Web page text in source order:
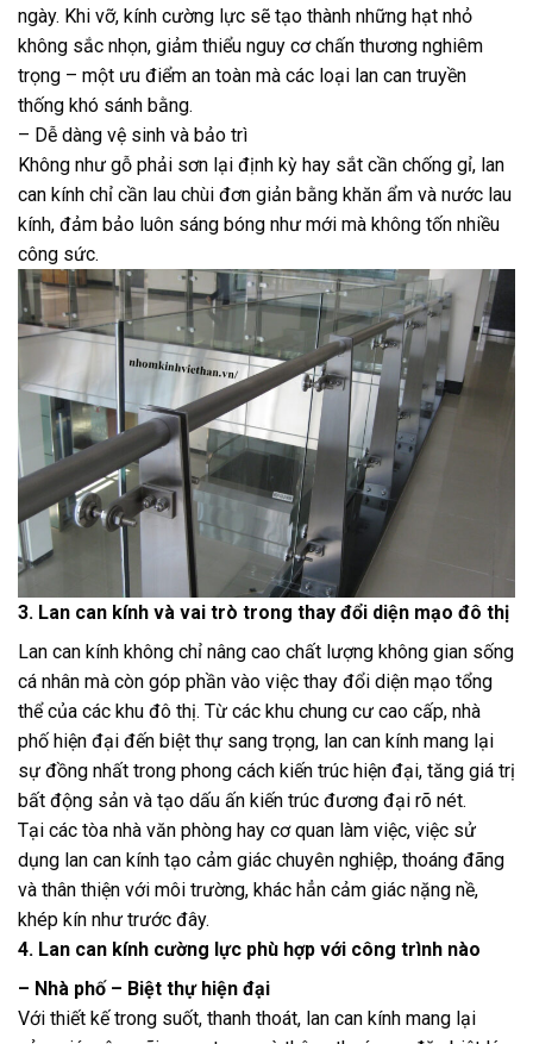
ngày. Khi vỡ, kính cường lực sẽ tạo thành những hạt nhỏ
không sắc nhọn, giảm thiểu nguy cơ chấn thương nghiêm
trọng – một ưu điểm an toàn mà các loại lan can truyền
thống khó sánh bằng.
– Dễ dàng vệ sinh và bảo trì
Không như gỗ phải sơn lại định kỳ hay sắt cần chống gỉ, lan
can kính chỉ cần lau chùi đơn giản bằng khăn ẩm và nước lau
kính, đảm bảo luôn sáng bóng như mới mà không tốn nhiều
công sức.
3. Lan can kính và vai trò trong thay đổi diện mạo đô thị
Lan can kính không chỉ nâng cao chất lượng không gian sống
cá nhân mà còn góp phần vào việc thay đổi diện mạo tổng
thể của các khu đô thị. Từ các khu chung cư cao cấp, nhà
phố hiện đại đến biệt thự sang trọng, lan can kính mang lại
sự đồng nhất trong phong cách kiến trúc hiện đại, tăng giá trị
bất động sản và tạo dấu ấn kiến trúc đương đại rõ nét.
Tại các tòa nhà văn phòng hay cơ quan làm việc, việc sử
dụng lan can kính tạo cảm giác chuyên nghiệp, thoáng đãng
và thân thiện với môi trường, khác hẳn cảm giác nặng nề,
khép kín như trước đây.
4. Lan can kính cường lực phù hợp với công trình nào
– Nhà phố – Biệt thự hiện đại
Với thiết kế trong suốt, thanh thoát, lan can kính mang lại